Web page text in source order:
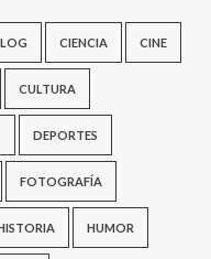
CIENCIA CINE
CULTURA
DEPORTES
FOTOGRAFÍA
HUMOR